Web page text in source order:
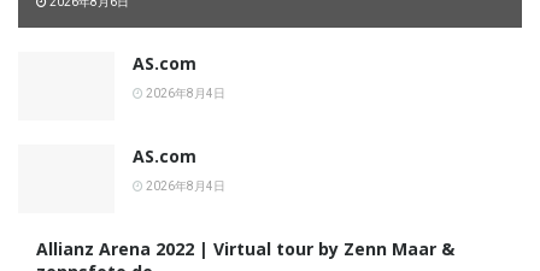
AS.com
2026年8月4日
AS.com
2026年8月4日
Allianz Arena 2022 | Virtual tour by Zenn Maar &